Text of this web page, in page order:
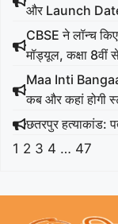
और Launch
CBSE ने लॉन्च
मॉड्यूल, कक्षा
Maa Inti
कब और कहां होगी
छतरपुर हत्याकांड:
1 2 3 4 … 47